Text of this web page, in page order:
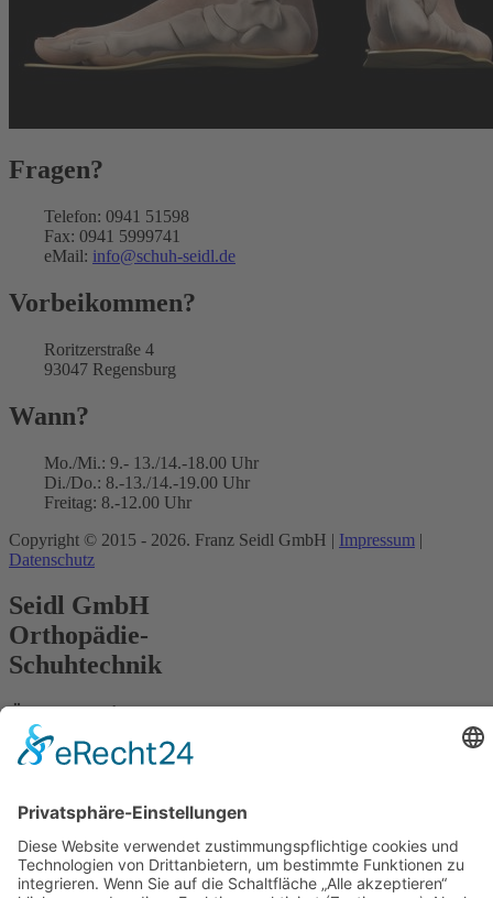
Fragen?
Telefon: 0941 51598
Fax: 0941 5999741
eMail: info@schuh-seidl.de
Vorbeikommen?
Roritzerstraße 4
93047 Regensburg
Wann?
Mo./Mi.: 9.- 13./14.-18.00 Uhr
Di./Do.: 8.-13./14.-19.00 Uhr
Freitag: 8.-12.00 Uhr
Copyright © 2015 - 2026. Franz Seidl GmbH | Impressum |
Datenschutz
Seidl GmbH
Orthopädie-
Schuhtechnik
Öffnungszeit
Mo./Mi.: 9.- 13./14.-18.00 Uhr
Adresse
Roritzerstraße 4